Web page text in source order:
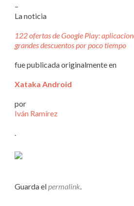
–
La noticia
122 ofertas de Google Play:
grandes descuentos por poco tiempo
fue publicada originalmente en
Xataka Android
por
Iván Ramírez
.
Guarda elpermalink.